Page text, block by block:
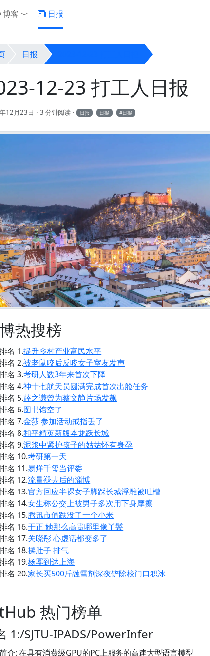
博客 Toggle Dropdown
日报
日报
12-23 打工人日报
12月23日 3 分钟阅读 日报 日报 日报
热搜榜
排名 1.提升乡村产业富民水平
排名 2.被老鼠咬后反咬女子室友发声
排名 3.考研人数3年来首次下降
排名 4.神十七航天员圆满完成首次出舱任务
排名 5.薛之谦曾为蔡文静片场发飙
排名 6.图书馆空了
排名 7.金莎 参加活动戒指丢了
排名 8.和平精英新版本龙跃长城
排名 9.泥浆中紧护孩子的姑姑怀有身孕
排名 10.考研第一天
排名 11.易烊千玺当评委
排名 12.流量褪去后的淄博
排名 13.官方回应半裸女子脚踩长城浮雕被吐槽
排名 14.女生称公交上被男子多次用下身摩擦
排名 15.腾讯市值跌没了一个小米
排名 16.于正 她那么高贵哪里像丫鬟
排名 17.关晓彤 心虚话都变多了
排名 18.揉肚子 排气
排名 19.杨幂到达上海
排名 20.家长买500斤融雪剂深夜铲除校门口积冰
热门榜单
1:/SJTU-IPADS/PowerInfer
简介: 在具有消费级GPU的PC上服务的高速大型语言模型